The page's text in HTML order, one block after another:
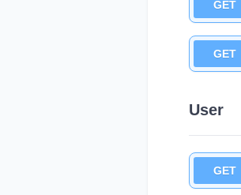
GET
GET
User
GET